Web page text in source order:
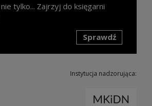
tylko... Zajrzyj do księgarni
Sprawdź
Instytucja nadzorująca: